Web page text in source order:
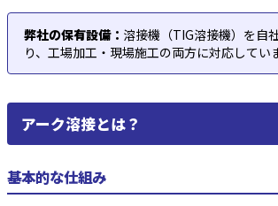
弊社の保有設備： 溶接機（TIG溶接機）を自
り、工場加工・現場施工の両方に対応してい
アーク溶接とは？
基本的な仕組み